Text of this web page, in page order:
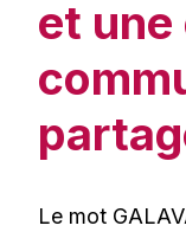
et une
Le mot